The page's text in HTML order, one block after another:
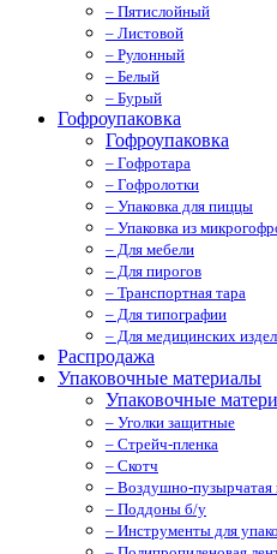
– Пятислойный
– Листовой
– Рулонный
– Белый
– Бурый
Гофроупаковка
Гофроупаковка
– Гофротара
– Гофролотки
– Упаковка для пиццы
– Упаковка из
– Для мебели
– Для пирогов
– Транспортная тара
– Для типографии
– Для медицинских
Распродажа
Упаковочные материалы
Упаковочные
– Уголки защитные
– Стрейч-пленка
– Скотч
– Воздушно-пузырчатая
– Поддоны б/у
– Инструменты для